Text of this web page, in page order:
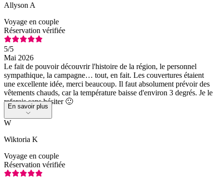
Allyson A
Voyage en couple
Réservation vérifiée
5/5
Mai 2026
Le fait de pouvoir découvrir l'histoire de la région, le personnel
sympathique, la campagne… tout, en fait. Les couvertures étaient
une excellente idée, merci beaucoup. Il faut absolument prévoir des
vêtements chauds, car la température baisse d'environ 3 degrés. Je le
referais sans hésiter 🙂
En savoir plus
W
Wiktoria K
Voyage en couple
Réservation vérifiée